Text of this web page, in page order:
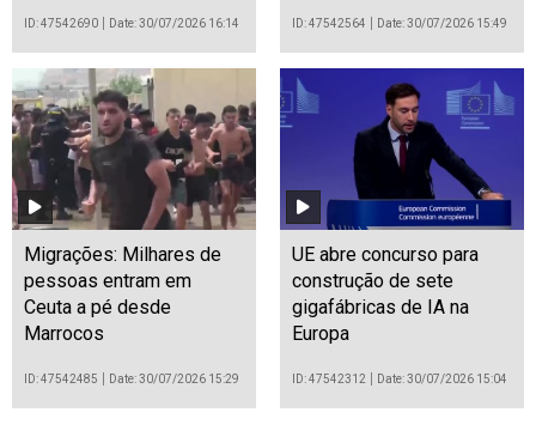
ID: 47542690 Date: 30/07/2026 16:14 ID: 47542564 Date: 30/07/2026 15:49
Migrações: Milhares de
pessoas entram em
Ceuta a pé desde
Marrocos
ID: 47542485 Date: 30/07/2026 15:29
UE abre concurso para
construção de sete
gigafábricas de IA na
Europa
ID: 47542312 Date: 30/07/2026 15:04